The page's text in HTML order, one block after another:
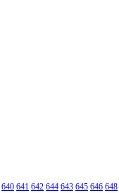
640 641 642 644 643 645 646 648